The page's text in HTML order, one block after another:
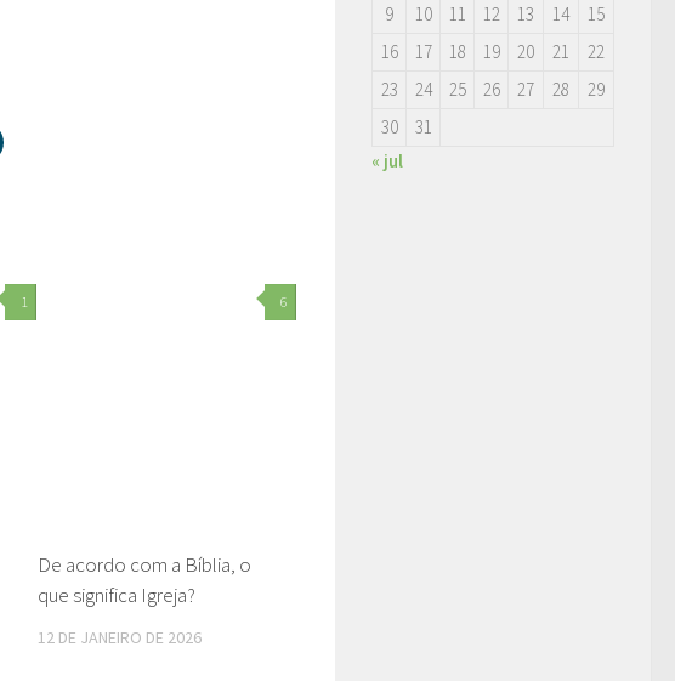
1 6
De acordo com a Bíblia, o
que significa Igreja?
12 DE JANEIRO DE 2026
9
10 11 12 13 14
15
16
17 18 19 20 21
22
23
24 25 26 27 28
29
30
31
« jul